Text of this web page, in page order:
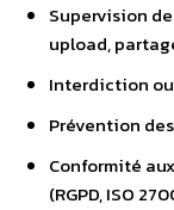
Supervision
upload,
Interdiction
Prévention
Conformité
(RGPD, ISO